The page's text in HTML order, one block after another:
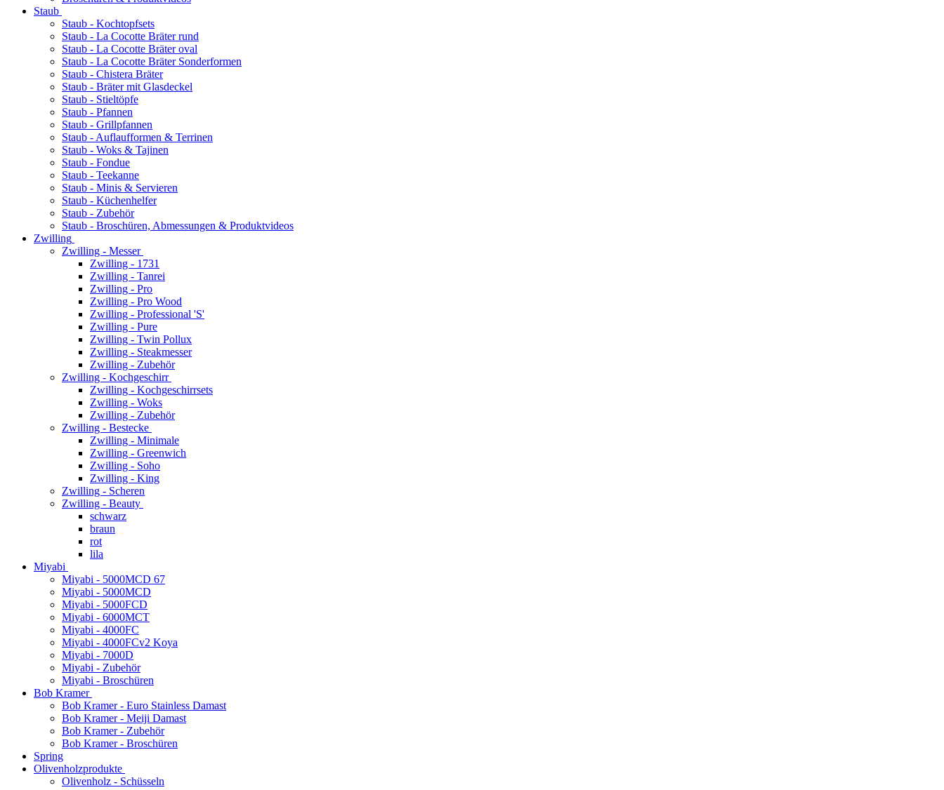
Staub
Staub - Kochtopfsets
Staub - La Cocotte Bräter rund
Staub - La Cocotte Bräter oval
Staub - La Cocotte Bräter Sonderformen
Staub - Chistera Bräter
Staub - Bräter mit Glasdeckel
Staub - Stieltöpfe
Staub - Pfannen
Staub - Grillpfannen
Staub - Auflaufformen & Terrinen
Staub - Woks & Tajinen
Staub - Fondue
Staub - Teekanne
Staub - Minis & Servieren
Staub - Küchenhelfer
Staub - Zubehör
Staub - Broschüren, Abmessungen & Produktvideos
Zwilling
Zwilling - Messer
Zwilling - 1731
Zwilling - Tanrei
Zwilling - Pro
Zwilling - Pro Wood
Zwilling - Professional 'S'
Zwilling - Pure
Zwilling - Twin Pollux
Zwilling - Steakmesser
Zwilling - Zubehör
Zwilling - Kochgeschirr
Zwilling - Kochgeschirrsets
Zwilling - Woks
Zwilling - Zubehör
Zwilling - Bestecke
Zwilling - Minimale
Zwilling - Greenwich
Zwilling - Soho
Zwilling - King
Zwilling - Scheren
Zwilling - Beauty
schwarz
braun
rot
lila
Miyabi
Miyabi - 5000MCD 67
Miyabi - 5000MCD
Miyabi - 5000FCD
Miyabi - 6000MCT
Miyabi - 4000FC
Miyabi - 4000FCv2 Koya
Miyabi - 7000D
Miyabi - Zubehör
Miyabi - Broschüren
Bob Kramer
Bob Kramer - Euro Stainless Damast
Bob Kramer - Meiji Damast
Bob Kramer - Zubehör
Bob Kramer - Broschüren
Spring
Olivenholzprodukte
Olivenholz - Schüsseln